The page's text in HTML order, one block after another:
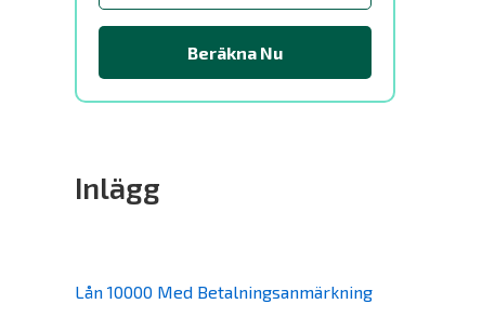
Beräkna Nu
Inlägg
Lån 10000 Med Betalningsanmärkning